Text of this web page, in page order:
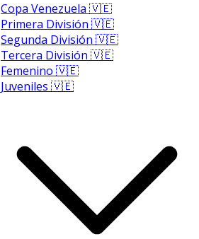
Copa Venezuela 🇻🇪
Primera División 🇻🇪
Segunda División 🇻🇪
Tercera División 🇻🇪
Femenino 🇻🇪
Juveniles 🇻🇪